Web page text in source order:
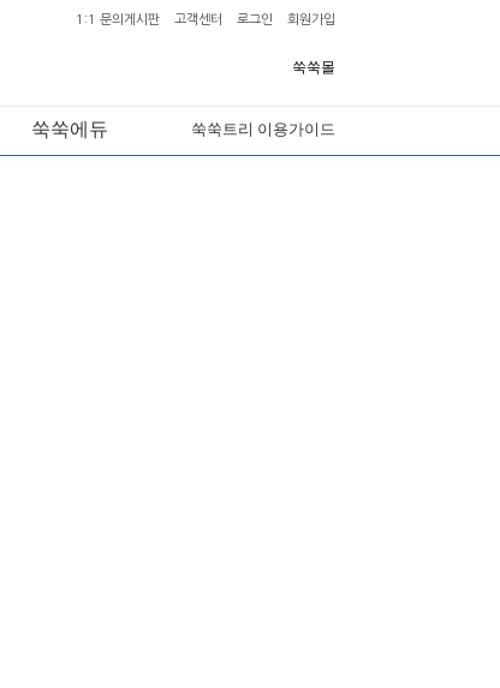
1:1 문의게시판 고객센터 로그인 회원가입
쑥쑥몰
쑥쑥에듀 쑥쑥트리 이용가이드